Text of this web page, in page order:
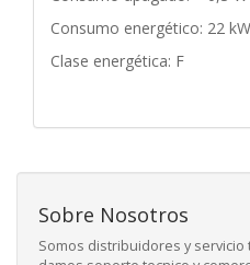
Consumo energético: 22
Clase energética: F
Sobre Nosotros
Somos distribuidores y